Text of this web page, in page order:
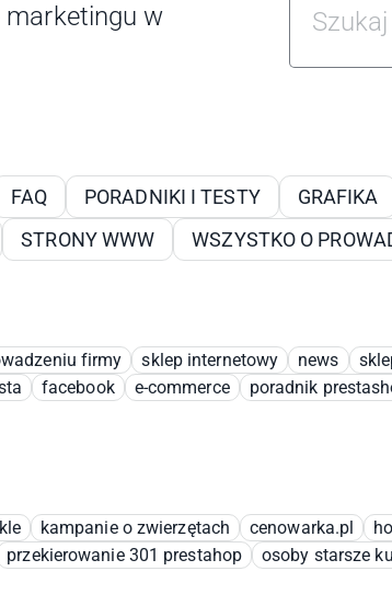
w
FAQ PORADNIKI I TESTY GRAFIKA
STRONY WWW WSZYSTKO O
firmy sklep internetowy news
facebook e-commerce poradnik
kampanie o zwierzętach cenowarka.pl
przekierowanie 301 prestahop osoby starsze